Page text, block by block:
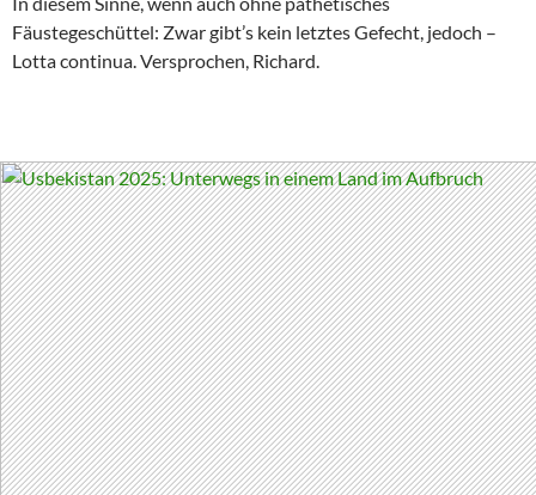
Fäustegeschüttel: Zwar gibt’s kein letztes Gefecht, jedoch –
Lotta continua. Versprochen, Richard.